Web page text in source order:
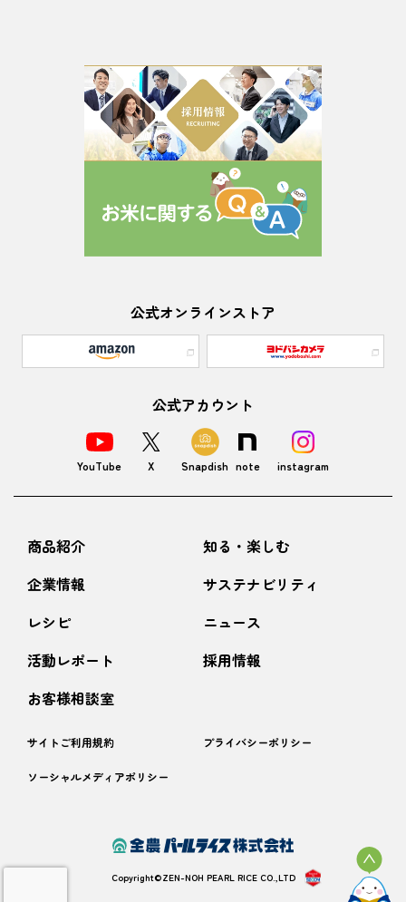
公式オンラインストア
公式アカウント
YouTube X Snapdish note instagram
商品紹介
知る・楽しむ
企業情報
サステナビリティ
レシピ
ニュース
活動レポート
採用情報
お客様相談室
サイトご利用規約 プライバシーポリシー
ソーシャルメディアポリシー
Copyright©︎ZEN-NOH PEARL RICE CO.,LTD